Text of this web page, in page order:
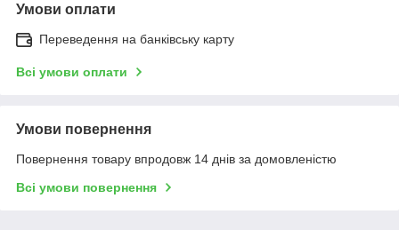
Умови оплати
Переведення на банківську карту
Всі умови оплати
Умови повернення
Повернення товару впродовж 14 днів за домовленістю
Всі умови повернення